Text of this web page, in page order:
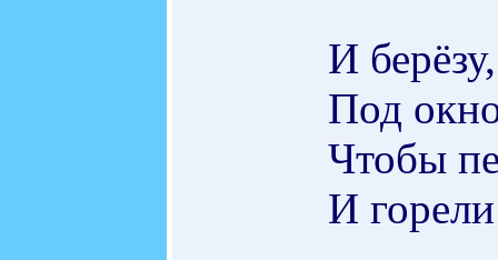
И
Под
Чтобы
И